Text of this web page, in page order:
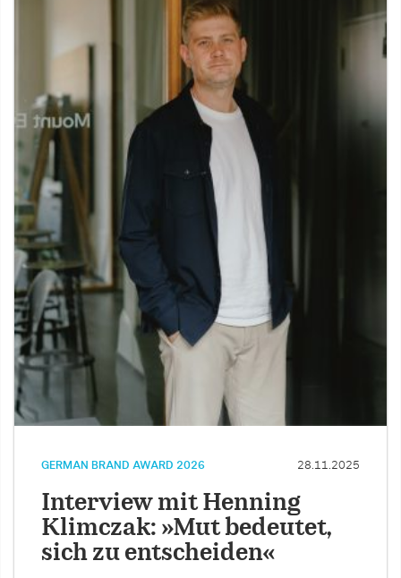
GERMAN BRAND AWARD 2026 28.11.2025
Interview mit Henning
Klimczak: »Mut bedeutet,
sich zu entscheiden«